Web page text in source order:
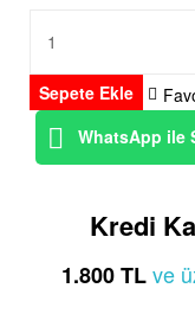
Sepete Ekle
WhatsApp ile
Kredi
1.800 TLve